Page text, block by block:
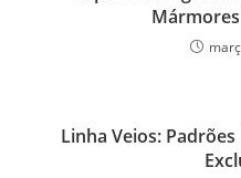
Linha Veios: